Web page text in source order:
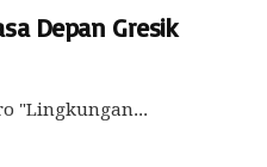
Depan Gresik
"Lingkungan...